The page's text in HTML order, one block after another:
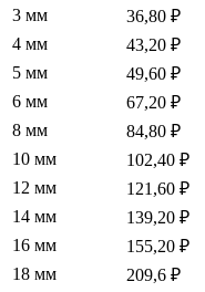
3 мм
36,80 ₽
4 мм
43,20 ₽
5 мм
49,60 ₽
6 мм
67,20 ₽
8 мм
84,80 ₽
10 мм
102,40 ₽
12 мм
121,60 ₽
14 мм
139,20 ₽
16 мм
155,20 ₽
18 мм
209,6 ₽